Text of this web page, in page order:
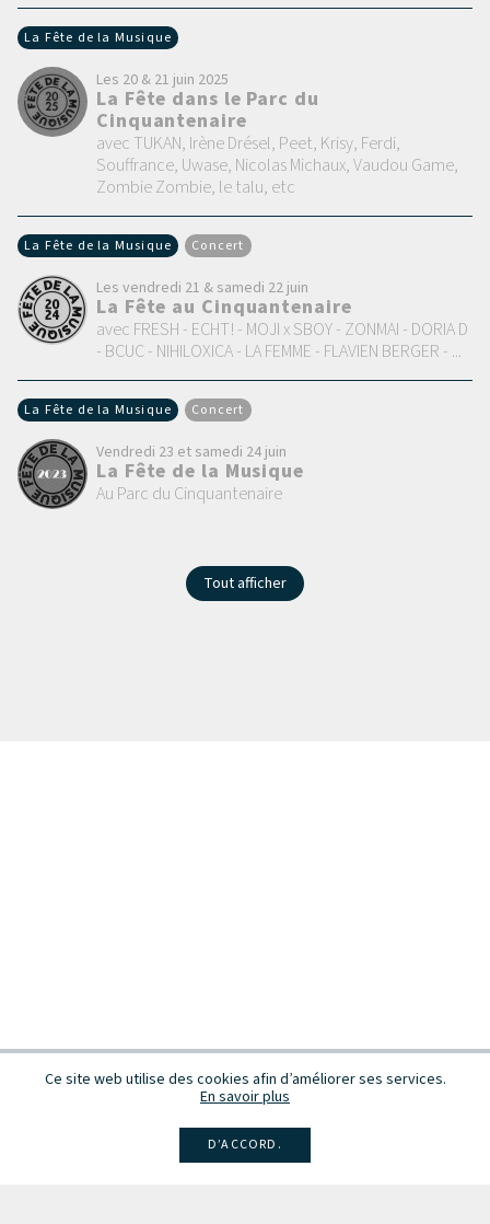
Ce site web utilise des cookies afin d’améliorer ses services.
En savoir plus
D’ACCORD.
La Fête de la Musique
Les 20 & 21 juin 2025
La Fête dans le Parc du
Cinquantenaire
avec TUKAN, Irène Drésel, Peet, Krisy, Ferdi,
Souffrance, Uwase, Nicolas Michaux, Vaudou Game,
Zombie Zombie, le talu, etc
La Fête de la Musique Concert
Les vendredi 21 & samedi 22 juin
La Fête au Cinquantenaire
avec FRESH - ECHT! - MOJI x SBOY - ZONMAI - DORIA D
- BCUC - NIHILOXICA - LA FEMME - FLAVIEN BERGER - ...
La Fête de la Musique Concert
Vendredi 23 et samedi 24 juin
La Fête de la Musique
Au Parc du Cinquantenaire
Tout afficher